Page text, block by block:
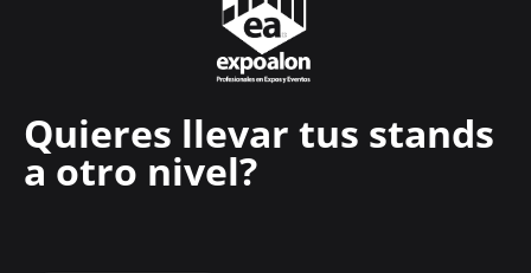
Quieres llevar tus stands
a otro nivel?